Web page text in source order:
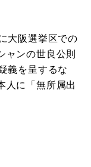
大阪選挙区での
ャンの世良公則
義を呈するな
人に「無所属出